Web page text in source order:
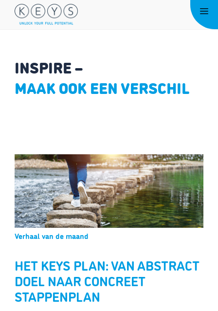
INSPIRE –
MAAK OOK EEN VERSCHIL
Verhaal van de maand
HET KEYS PLAN: VAN ABSTRACT
DOEL NAAR CONCREET
STAPPENPLAN